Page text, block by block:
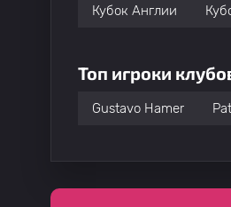
Кубок Англии
Топ игроки
Gustavo Hamer